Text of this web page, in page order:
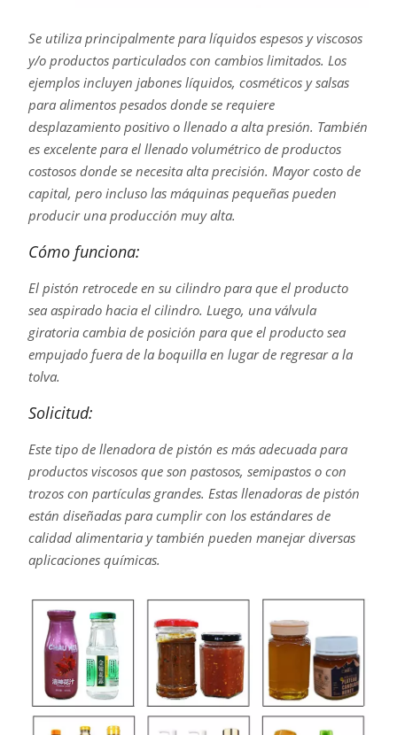
Se utiliza principalmente para líquidos espesos y viscosos
y/o productos particulados con cambios limitados. Los
ejemplos incluyen jabones líquidos, cosméticos y salsas
para alimentos pesados donde se requiere
desplazamiento positivo o llenado a alta presión. También
es excelente para el llenado volumétrico de productos
costosos donde se necesita alta precisión. Mayor costo de
capital, pero incluso las máquinas pequeñas pueden
producir una producción muy alta.
Cómo funciona:
El pistón retrocede en su cilindro para que el producto
sea aspirado hacia el cilindro. Luego, una válvula
giratoria cambia de posición para que el producto sea
empujado fuera de la boquilla en lugar de regresar a la
tolva.
Solicitud:
Este tipo de llenadora de pistón es más adecuada para
productos viscosos que son pastosos, semipastos o con
trozos con partículas grandes. Estas llenadoras de pistón
están diseñadas para cumplir con los estándares de
calidad alimentaria y también pueden manejar diversas
aplicaciones químicas.